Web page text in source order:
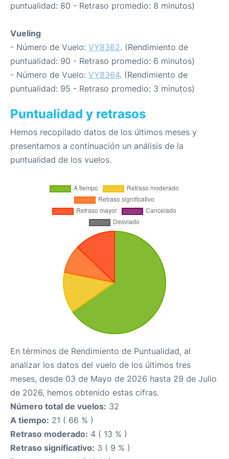
puntualidad: 80 - Retraso promedio: 8 minutos)
Vueling
- Número de Vuelo: VY8362. (Rendimiento de
puntualidad: 90 - Retraso promedio: 6 minutos)
- Número de Vuelo: VY8364. (Rendimiento de
puntualidad: 95 - Retraso promedio: 3 minutos)
Puntualidad y retrasos
Hemos recopilado datos de los últimos meses y
presentamos a continuación un análisis de la
puntualidad de los vuelos.
En términos de Rendimiento de Puntualidad, al
analizar los datos del vuelo de los últimos tres
meses, desde 03 de Mayo de 2026 hasta 29 de Julio
de 2026, hemos obtenido estas cifras.
Número total de vuelos: 32
A tiempo: 21 ( 66 % )
Retraso moderado: 4 ( 13 % )
Retraso significativo: 3 ( 9 % )